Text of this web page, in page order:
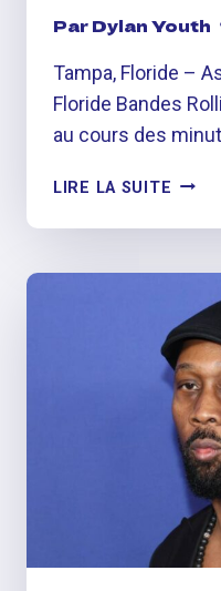
ParDylan Youth
Tampa, Floride –
Floride Bandes
au cours des
LIRE LA SUITE LE
DE
BANDS
AVOIR
DÉFIÉ
SES
«
DE